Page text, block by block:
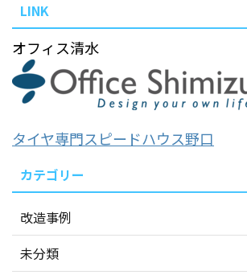
LINK
オフィス清水
タイヤ専門スピードハウス野口
カテゴリー
改造事例
未分類